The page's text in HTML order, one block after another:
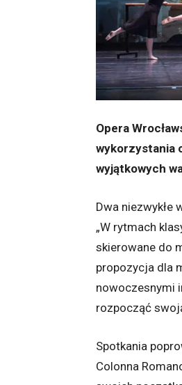
Opera
wykorzystania
wyjątkowych
Dwa niezwykłe
„W rytmach
skierowane do
propozycja dla
nowoczesnymi
rozpocząć
Spotkania
Colonna